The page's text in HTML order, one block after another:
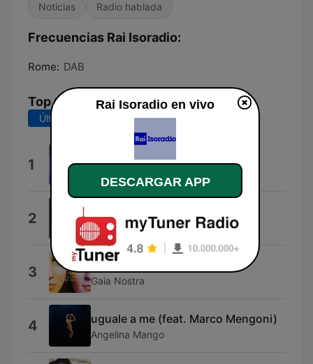
Noticias Radio hablada
Frecuencias Rai Isoradio:
Rome: DAB
Top Canciones
Últimos 7 días Últimos 30 días
1 Rock Power
2 Serena Brancale
3 Gaia Nostra
Gaia Nostra
4 uguale a me (feat. Marco Mengoni)
Angelina Mango
Rai Isoradio en vivo
DESCARGAR APP